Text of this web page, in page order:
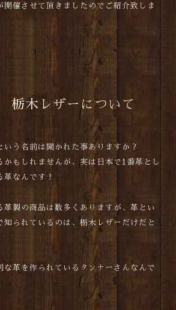
開催させて頂きましたのでご紹介致しま
栃木レザーについて
いう名前は聞かれた事ありますか？
かもしれませんが、実は日本で1番革とし
革なんです！
革製の商品は数多くありますが、革とい
知られているのは、栃木レザーだけだと
な革を作られているタンナーさんなんで